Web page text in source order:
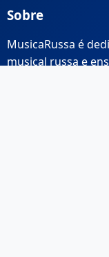
Sobre
MusicaRussa é
musical russa e